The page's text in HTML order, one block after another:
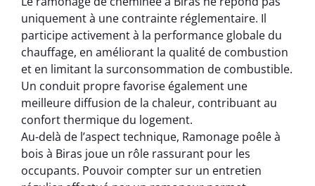
uniquement à une contrainte réglementaire. Il
participe activement à la performance globale du
chauffage, en améliorant la qualité de combustion
et en limitant la surconsommation de combustible.
Un conduit propre favorise également une
meilleure diffusion de la chaleur, contribuant au
confort thermique du logement.
Au-delà de l’aspect technique, Ramonage poêle à
bois à Biras joue un rôle rassurant pour les
occupants. Pouvoir compter sur un entretien